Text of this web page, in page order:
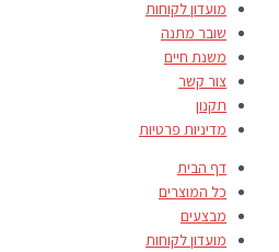
מועדון לקוחות
שובר מתנה
משנת חיים
צור קשר
תקנון
מדיניות פרטיות
דף הבית
כל המוצרים
מבצעים
מועדון לקוחות